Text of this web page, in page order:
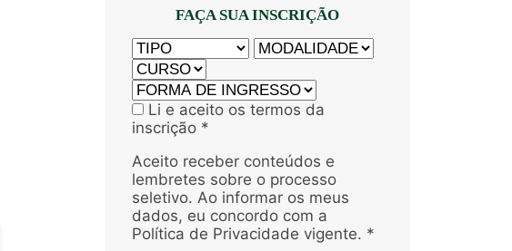
FAÇA SUA INSCRIÇÃO
Li e aceito os termos da
inscrição *
Aceito receber conteúdos e
lembretes sobre o processo
seletivo. Ao informar os meus
dados, eu concordo com a
Política de Privacidade vigente. *